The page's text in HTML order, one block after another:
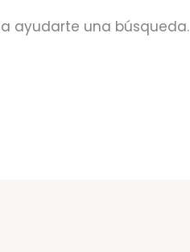
ayudarte una búsqueda.